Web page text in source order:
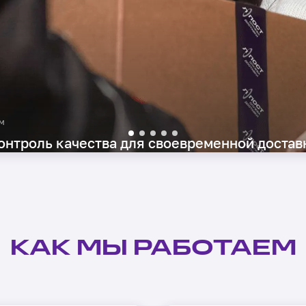
качества для своевременной
КАК МЫ РАБОТАЕМ